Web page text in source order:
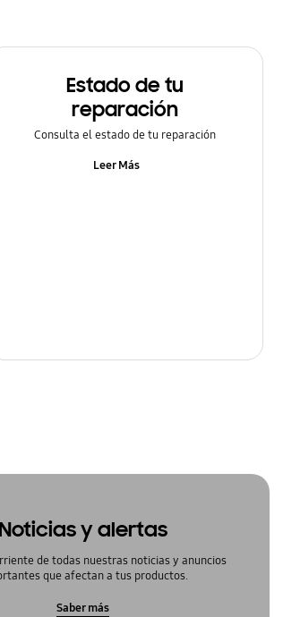
Estado de tu
reparación
Consulta el estado de tu reparación
Leer Más
Noticias y alertas
de todas nuestras noticias y anuncios
que afectan a tus productos.
Saber más